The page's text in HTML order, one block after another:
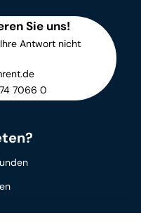
Sie uns!
Antwort nicht
7066 0